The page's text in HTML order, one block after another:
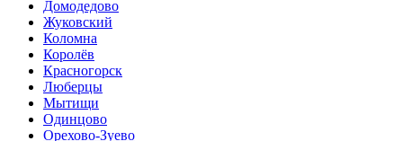
Домодедово
Жуковский
Коломна
Королёв
Красногорск
Люберцы
Мытищи
Одинцово
Орехово-Зуево